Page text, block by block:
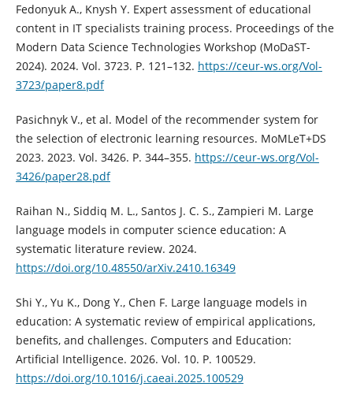
Fedonyuk A., Knysh Y. Expert assessment of educational
content in IT specialists training process. Proceedings of the
Modern Data Science Technologies Workshop (MoDaST-
2024). 2024. Vol. 3723. P. 121–132. https://ceur-ws.org/Vol-
3723/paper8.pdf
Pasichnyk V., et al. Model of the recommender system for
the selection of electronic learning resources. MoMLeT+DS
2023. 2023. Vol. 3426. P. 344–355. https://ceur-ws.org/Vol-
3426/paper28.pdf
Raihan N., Siddiq M. L., Santos J. C. S., Zampieri M. Large
language models in computer science education: A
systematic literature review. 2024.
https://doi.org/10.48550/arXiv.2410.16349
Shi Y., Yu K., Dong Y., Chen F. Large language models in
education: A systematic review of empirical applications,
benefits, and challenges. Computers and Education:
Artificial Intelligence. 2026. Vol. 10. P. 100529.
https://doi.org/10.1016/j.caeai.2025.100529